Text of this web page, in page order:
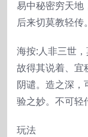
易中秘密穷天地
后来切莫教轻传。
海按:人非三世
故得其说着、宜
阴谴。造之深，
验之妙。不可轻
玩法